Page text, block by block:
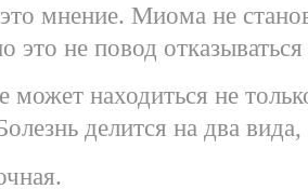
мнение. Миома не
это не повод
может находиться не
делится на два